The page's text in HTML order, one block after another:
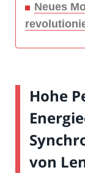
Neues
Hohe
von